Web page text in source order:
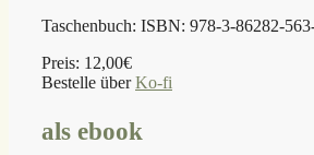
Taschenbuch: ISBN: 978-3-86282-
Preis: 12,00€
Bestelle überKo-fi
als ebook